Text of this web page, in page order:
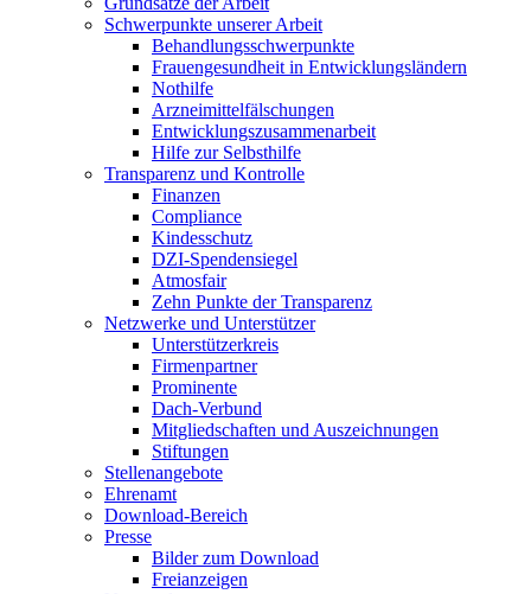
Schwerpunkte unserer Arbeit
Behandlungs­schwerpunkte
Frauengesundheit in Entwicklungsländern
Nothilfe
Arzneimittel­fälschungen
Entwicklungs­zusammenarbeit
Hilfe zur Selbsthilfe
Transparenz und Kontrolle
Finanzen
Compliance
Kindesschutz
DZI-Spendensiegel
Atmosfair
Zehn Punkte der Transparenz
Netzwerke und Unterstützer
Unterstützerkreis
Firmenpartner
Prominente
Dach-Verbund
Mitgliedschaften und Auszeichnungen
Stiftungen
Stellenangebote
Ehrenamt
Download-Bereich
Presse
Bilder zum Download
Freianzeigen